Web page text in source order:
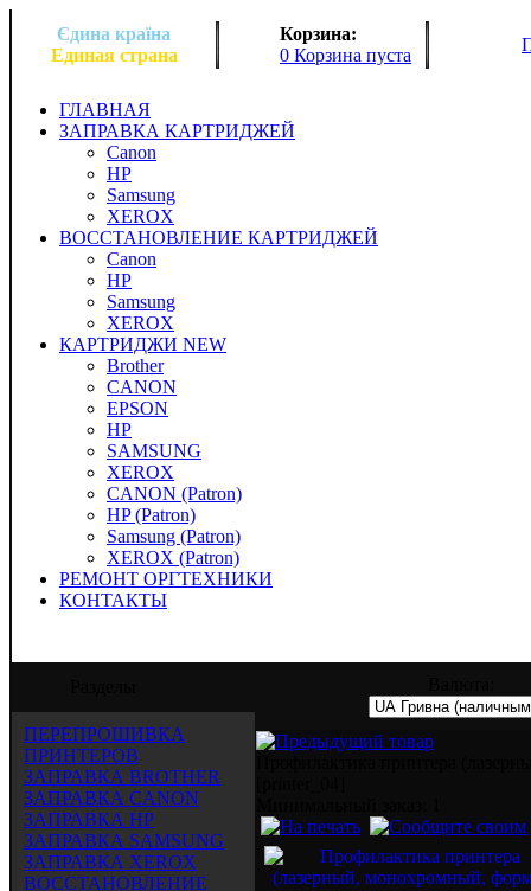
Єдина країна
Единая страна
Корзина:
0 Корзина пуста
ГЛАВНАЯ
ЗАПРАВКА КАРТРИДЖЕЙ
Canon
HP
Samsung
XEROX
ВОССТАНОВЛЕНИЕ КАРТРИДЖЕЙ
Canon
HP
Samsung
XEROX
КАРТРИДЖИ NEW
Brother
CANON
EPSON
HP
SAMSUNG
XEROX
CANON (Patron)
HP (Patron)
Samsung (Patron)
XEROX (Patron)
РЕМОНТ ОРГТЕХНИКИ
КОНТАКТЫ
ПЕРЕПРОШИВКА
ПРИНТЕРОВ
ЗАПРАВКА BROTHER
ЗАПРАВКА CANON
ЗАПРАВКА HP
ЗАПРАВКА SAMSUNG
ЗАПРАВКА XEROX
ВОССТАНОВЛЕНИЕ